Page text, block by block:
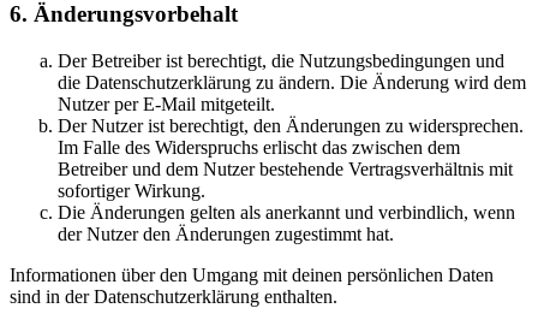
6. Änderungsvorbehalt
Der Betreiber ist berechtigt, die Nutzungsbedingungen und
die Datenschutzerklärung zu ändern. Die Änderung wird dem
Nutzer per E-Mail mitgeteilt.
Der Nutzer ist berechtigt, den Änderungen zu widersprechen.
Im Falle des Widerspruchs erlischt das zwischen dem
Betreiber und dem Nutzer bestehende Vertragsverhältnis mit
sofortiger Wirkung.
Die Änderungen gelten als anerkannt und verbindlich, wenn
der Nutzer den Änderungen zugestimmt hat.
Informationen über den Umgang mit deinen persönlichen Daten
sind in der Datenschutzerklärung enthalten.